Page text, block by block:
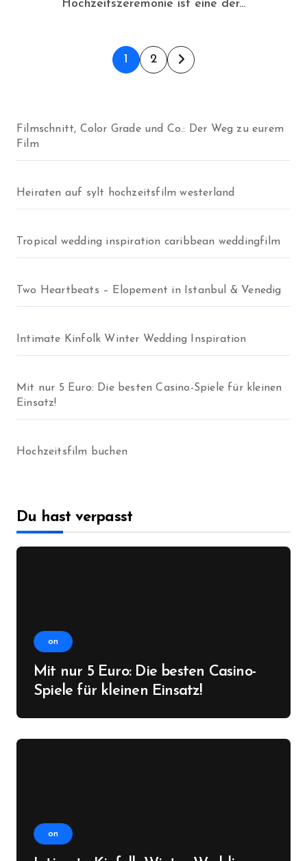
Hochzeitszeremonie ist eine der...
Beiträge
1 2
Filmschnitt, Color Grade und Co.: Der Weg zu eurem
Film
Heiraten auf sylt hochzeitsfilm westerland
Tropical wedding inspiration caribbean weddingfilm
Two Heartbeats – Elopement in Istanbul & Venedig
Intimate Kinfolk Winter Wedding Inspiration
Mit nur 5 Euro: Die besten Casino-Spiele für kleinen
Einsatz!
Hochzeitsfilm buchen
Du hast verpasst
on
Mit nur 5 Euro: Die besten Casino-
Spiele für kleinen Einsatz!
on